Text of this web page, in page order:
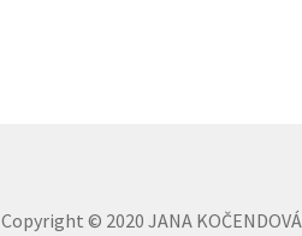
Copyright © 2020 JANA KOČENDOVÁ